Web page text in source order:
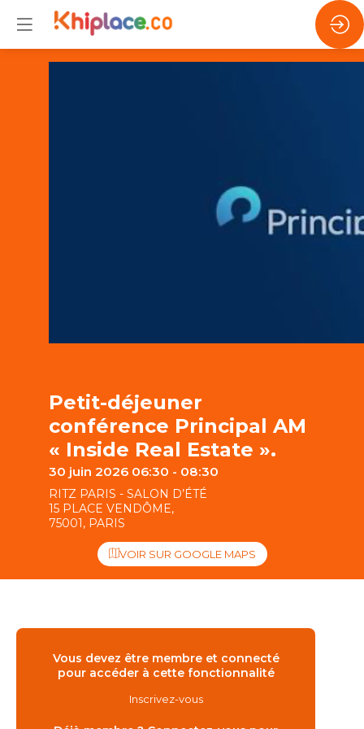
Petit-déjeuner
conférence Principal AM
« Inside Real Estate ».
30 juin 2026 06:30 - 08:30
RITZ PARIS - SALON D’ÉTÉ
15 PLACE VENDÔME,
75001, PARIS
VOIR SUR GOOGLE MAPS
Vous devez être membre et connecté
pour accéder à cette fonctionnalité
Inscrivez-vous